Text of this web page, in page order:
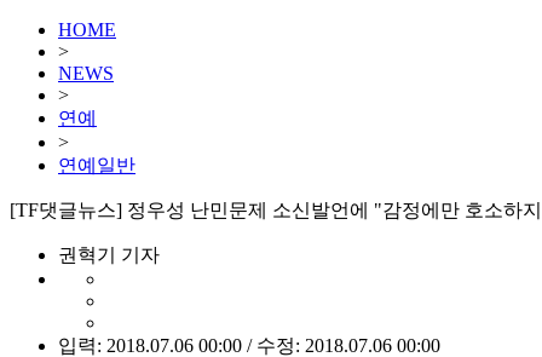
HOME
>
NEWS
>
연예
>
연예일반
[TF댓글뉴스] 정우성 난민문제 소신발언에 "감정에만 호소하
권혁기 기자
입력: 2018.07.06 00:00 / 수정: 2018.07.06 00:00